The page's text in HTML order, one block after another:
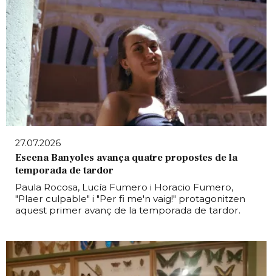
27.07.2026
Escena Banyoles avança quatre propostes de la
temporada de tardor
Paula Rocosa, Lucía Fumero i Horacio Fumero,
"Plaer culpable" i "Per fi me'n vaig!" protagonitzen
aquest primer avanç de la temporada de tardor.